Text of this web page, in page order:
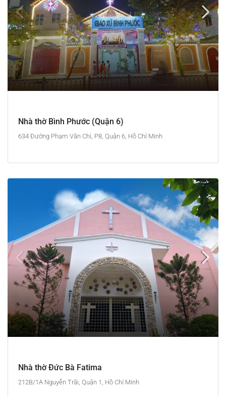
Nhà thờ Bình Phước (Quận 6)
634 Đường Phạm Văn Chí, P8, Quận 6, Hồ Chí Minh
Nhà thờ Đức Bà Fatima
212B/1A Nguyễn Trãi, Quận 1, Hồ Chí Minh